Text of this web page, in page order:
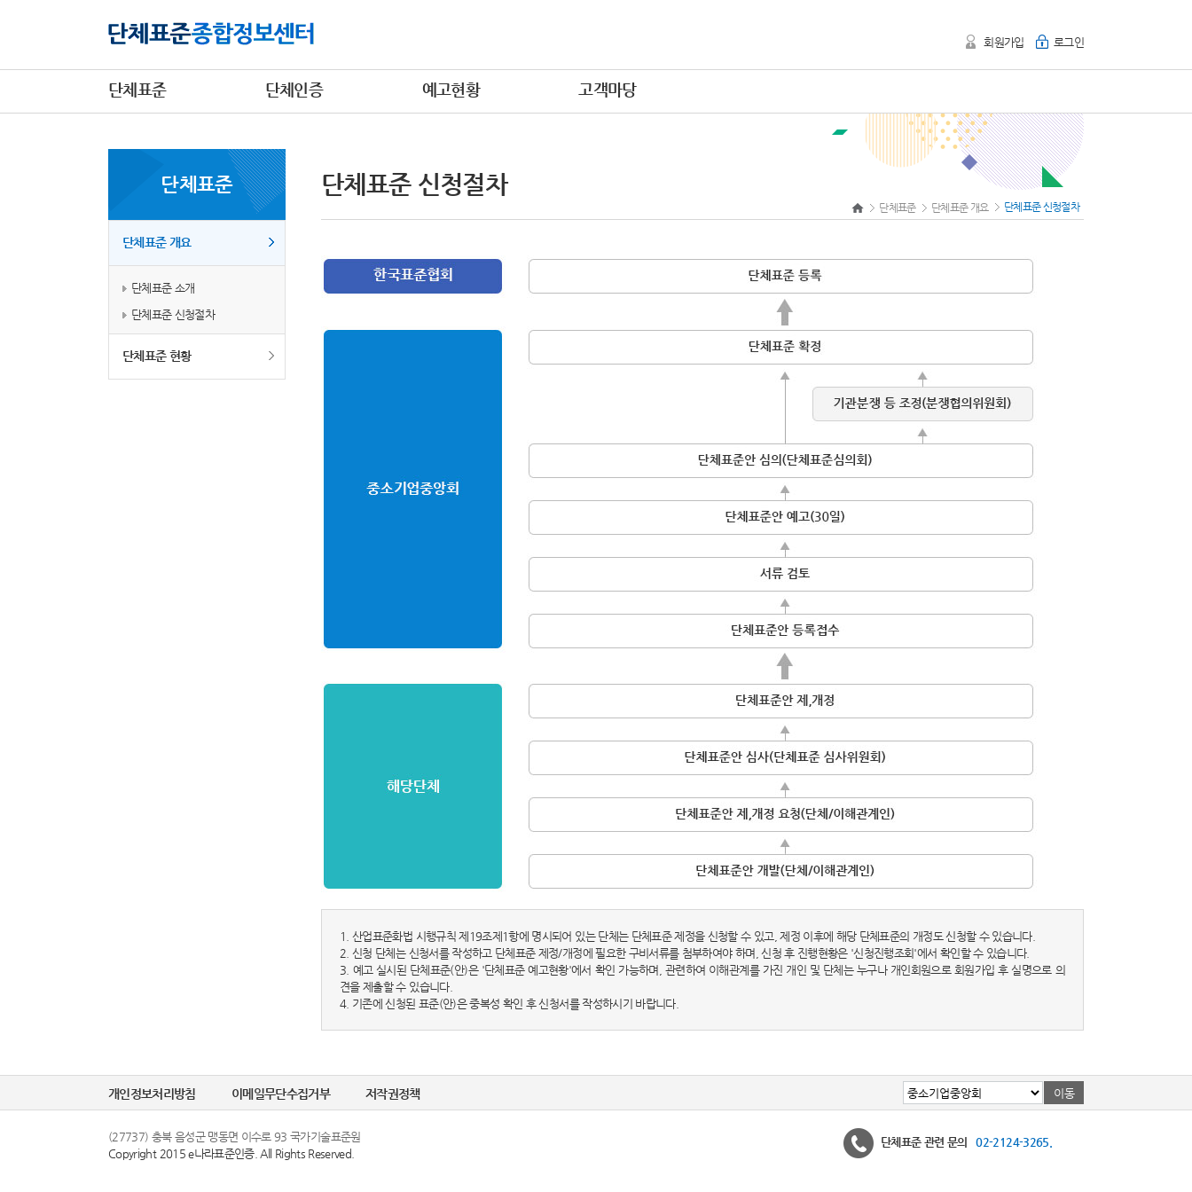
회원가입 로그인
단체표준 단체인증 예고현황 고객마당
단체표준
단체표준 개요
단체표준 소개
단체표준 신청절차
단체표준 현황
단체표준 신청절차
단체표준 단체표준 개요 단체표준 신청절차
1. 산업표준화법 시행규칙 제19조제1항에 명시되어 있는 단체는 단체표준 제정을 신청할 수 있고, 제정 이후에 해당 단체표준의 개정도 신청할 수 있습니다.
2. 신청 단체는 신청서를 작성하고 단체표준 제정/개정에 필요한 구비서류를 첨부하여야 하며, 신청 후 진행현황은 '신청진행조회'에서 확인할 수 있습니다.
3. 예고 실시된 단체표준(안)은 '단체표준 예고현황'에서 확인 가능하며, 관련하여 이해관계를 가진 개인 및 단체는 누구나 개인회원으로 회원가입 후 실명으로 의
견을 제출할 수 있습니다.
4. 기존에 신청된 표준(안)은 중복성 확인 후 신청서를 작성하시기 바랍니다.
개인정보처리방침 이메일무단수집거부 저작권정책
(27737) 충북 음성군 맹동면 이수로 93 국가기술표준원
Copyright 2015 e나라표준인증. All Rights Reserved.
단체표준 관련 문의 02-2124-3265.